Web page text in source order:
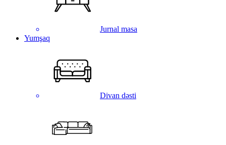
Jurnal masa
Yumşaq
Divan dəsti